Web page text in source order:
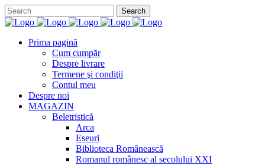
Prima pagină
Cum cumpăr
Despre livrare
Termene şi condiţii
Contul meu
Despre noi
MAGAZIN
Beletristică
Arca
Eseuri
Biblioteca Românească
Romanul românesc al secolului XXI